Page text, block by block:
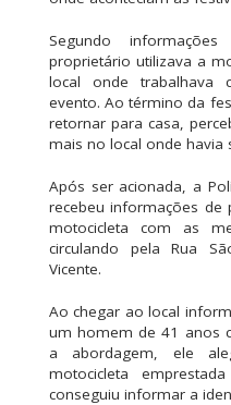
Segundo
proprietário utilizava a
local onde trabalhava
evento. Ao término da
retornar para casa,
mais no local onde havia
Após ser acionada, a
recebeu informações de
motocicleta com as
circulando pela Rua
Vicente.
Ao chegar ao local
um homem de 41 anos
a abordagem, ele
motocicleta
conseguiu informar a